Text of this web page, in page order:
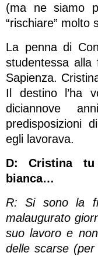
(ma ne siamo
“rischiare” molto
La penna di
studentessa alla
Sapienza.
Il destino l’ha
diciannove
predisposizioni
egli lavorava.
D: Cristina
bianca…
R: Si sono la
malaugurato
suo lavoro e
delle scarse